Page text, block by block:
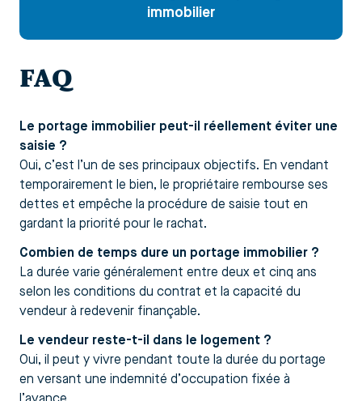
immobilier
FAQ
Le portage immobilier peut-il réellement éviter une
saisie ?
Oui, c’est l’un de ses principaux objectifs. En vendant
temporairement le bien, le propriétaire rembourse ses
dettes et empêche la procédure de saisie tout en
gardant la priorité pour le rachat.
Combien de temps dure un portage immobilier ?
La durée varie généralement entre deux et cinq ans
selon les conditions du contrat et la capacité du
vendeur à redevenir finançable.
Le vendeur reste-t-il dans le logement ?
Oui, il peut y vivre pendant toute la durée du portage
en versant une indemnité d’occupation fixée à